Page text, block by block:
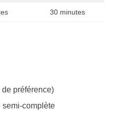
30 minutes
préférence)
semi-complète